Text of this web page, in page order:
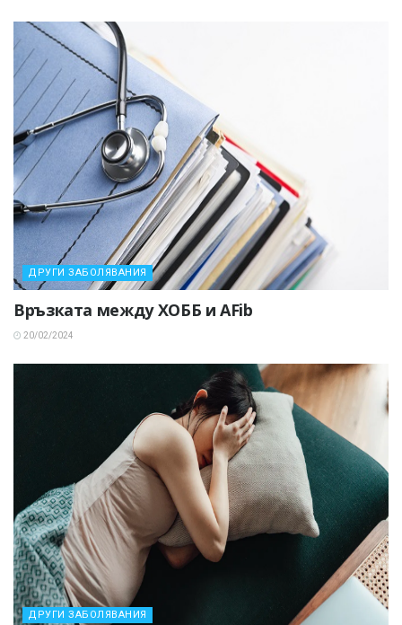
ДРУГИ ЗАБОЛЯВАНИЯ
Връзката между ХОББ и AFib
20/02/2024
ДРУГИ ЗАБОЛЯВАНИЯ